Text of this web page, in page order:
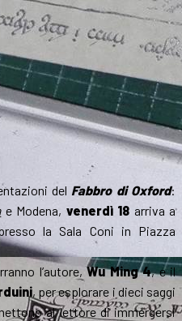
del Fabbro di Oxford:
e Modena, venerdì 18 arriva a
la Sala Coni in Piazza
l’autore,Wu Ming 4, e il
, per esplorare i dieci saggi
al lettore di immergersi